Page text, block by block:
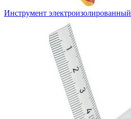
Инструмент электроизолированный